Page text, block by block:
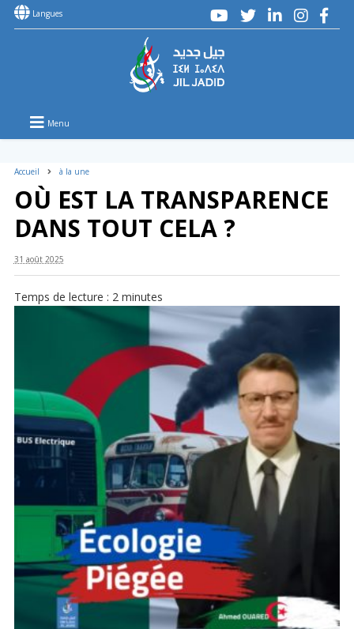
Langues
Menu
Accueil à la une
OÙ EST LA TRANSPARENCE
DANS TOUT CELA ?
31 août 2025
Temps de lecture : 2 minutes